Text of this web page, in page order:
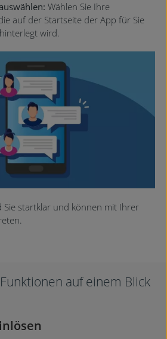
Wählen Sie Ihre
auf der Startseite der App für Sie
wird.
Sie startklar und können mit Ihrer
auf einem Blick